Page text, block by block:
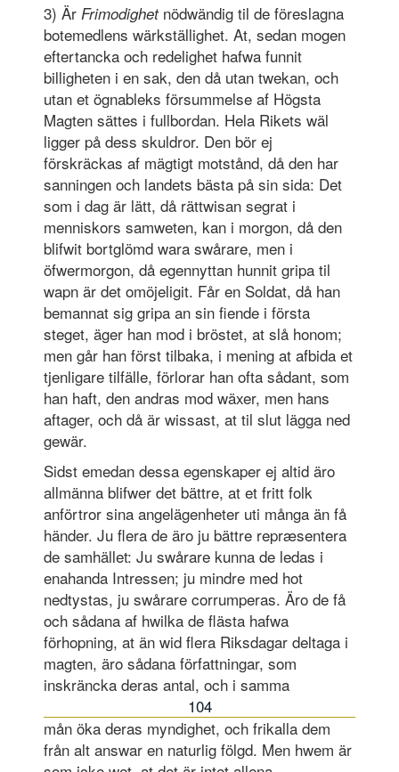
3) Är Frimodighetnödwändig til de föreslagna
botemedlens wärkställighet. At, sedan mogen
eftertancka och redelighet hafwa funnit
billigheten i en sak, den då utan twekan, och
utan et ögnableks försummelse af Högsta
Magten sättes i fullbordan. Hela Rikets wäl
ligger på dess skuldror. Den bör ej
förskräckas af mägtigt motstånd, då den har
sanningen och landets bästa på sin sida: Det
som i dag är lätt, då rättwisan segrat i
menniskors samweten, kan i morgon, då den
blifwit bortglömd wara swårare, men i
öfwermorgon, då egennyttan hunnit gripa til
wapn är det omöjeligit. Får en Soldat, då han
bemannat sig gripa an sin fiende i första
steget, äger han mod i bröstet, at slå honom;
men går han först tilbaka, i mening at afbida et
tjenligare tilfälle, förlorar han ofta sådant, som
han haft, den andras mod wäxer, men hans
aftager, och då är wissast, at til slut lägga ned
gewär.
Sidst emedan dessa egenskaper ej altid äro
allmänna blifwer det bättre, at et fritt folk
anförtror sina angelägenheter uti många än få
händer. Ju flera de äro ju bättre repræsentera
de samhället: Ju swårare kunna de ledas i
enahanda Intressen; ju mindre med hot
nedtystas, ju swårare corrumperas. Äro de få
och sådana af hwilka de flästa hafwa
förhopning, at än wid flera Riksdagar deltaga i
magten, äro sådana författningar, som
inskräncka deras antal, och i samma
104
mån öka deras myndighet, och frikalla dem
från alt answar en naturlig fölgd. Men hwem är